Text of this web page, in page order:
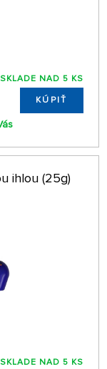
NAD 5 KS
KÚPIŤ
ihlou (25g)
NAD 5 KS